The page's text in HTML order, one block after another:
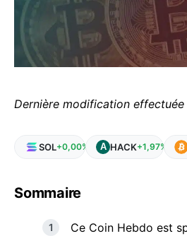
Dernière modification
SOL+0,00% HACK+1,97%
Sommaire
Ce Coin Hebdo est